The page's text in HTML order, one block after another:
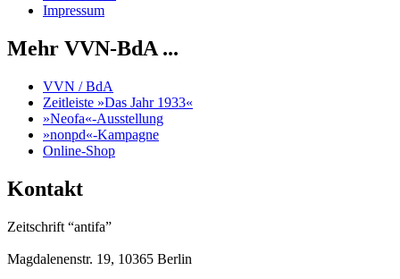
Impressum
Mehr VVN-BdA ...
VVN / BdA
Zeitleiste »Das Jahr 1933«
»Neofa«-Ausstellung
»nonpd«-Kampagne
Online-Shop
Kontakt
Zeitschrift “antifa”
Magdalenenstr. 19, 10365 Berlin